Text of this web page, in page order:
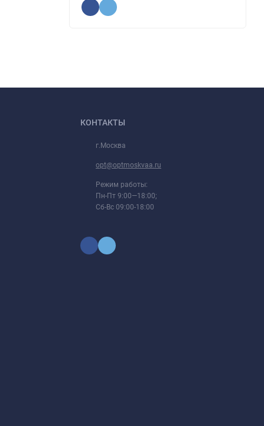
КОНТАКТЫ
г.Москва
opt@optmoskvaa.ru
Режим работы:
Пн-Пт 9:00—18:00;
Сб-Вс 09:00-18:00